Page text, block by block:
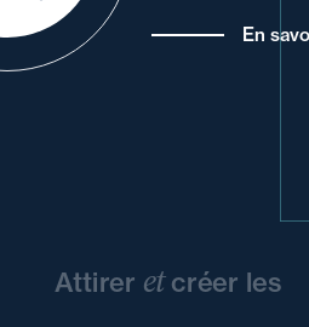
En
Attirer etcréer les